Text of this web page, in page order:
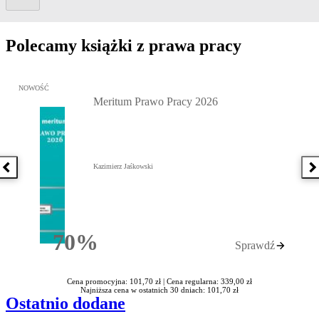
Polecamy książki z prawa pracy
Poprzednia książka
Przejdź do: Meritum Prawo Pracy 2026, Kazimierz Jaśkowski -
NOWOŚĆ
70%Rabatu
Meritum Prawo Pracy 2026
Kazimierz Jaśkowski
Sprawdź
Cena promocyjna: 101,70 zł | Cena regularna: 339,00 zł
Najniższa cena w ostatnich 30 dniach: 101,70 zł
Ostatnio dodane